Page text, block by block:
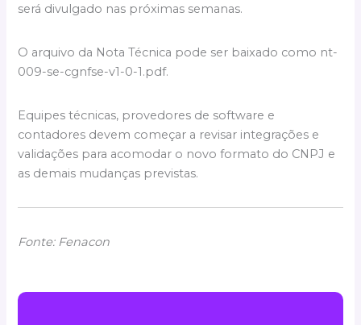
será divulgado nas próximas semanas.
O arquivo da Nota Técnica pode ser baixado como nt-
009-se-cgnfse-v1-0-1.pdf.
Equipes técnicas, provedores de software e
contadores devem começar a revisar integrações e
validações para acomodar o novo formato do CNPJ e
as demais mudanças previstas.
Fonte: Fenacon